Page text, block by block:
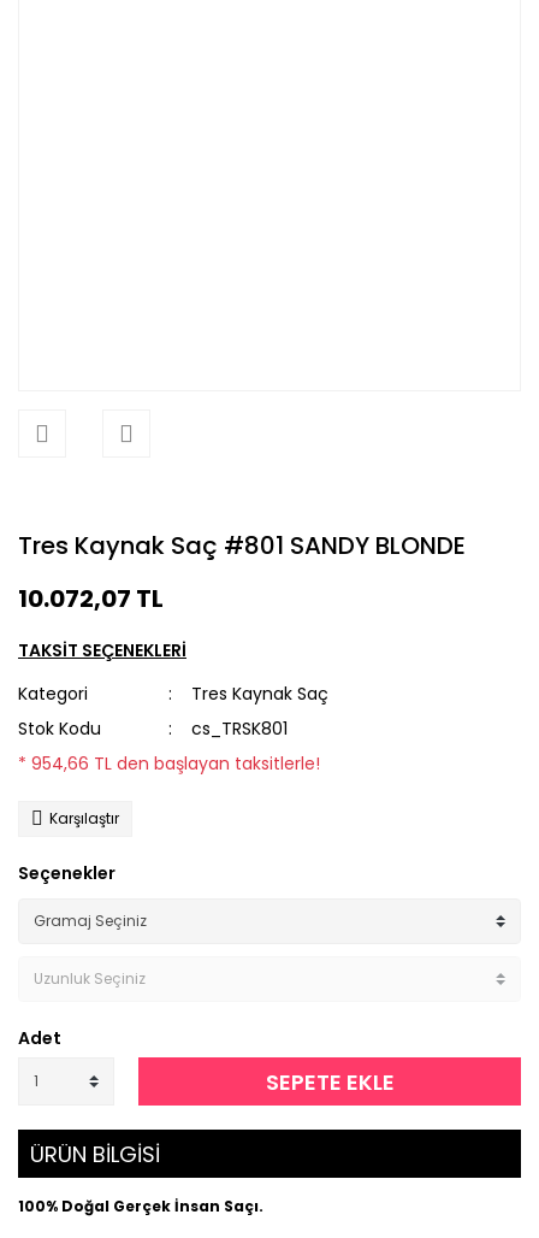
Tres Kaynak Saç #801 SANDY BLONDE
10.072,07 TL
TAKSİT SEÇENEKLERİ
Kategori
Tres Kaynak Saç
Stok Kodu
cs_TRSK801
* 954,66 TL den başlayan taksitlerle!
Karşılaştır
Seçenekler
Adet
SEPETE EKLE
ÜRÜN BİLGİSİ
100% Doğal Gerçek İnsan Saçı.